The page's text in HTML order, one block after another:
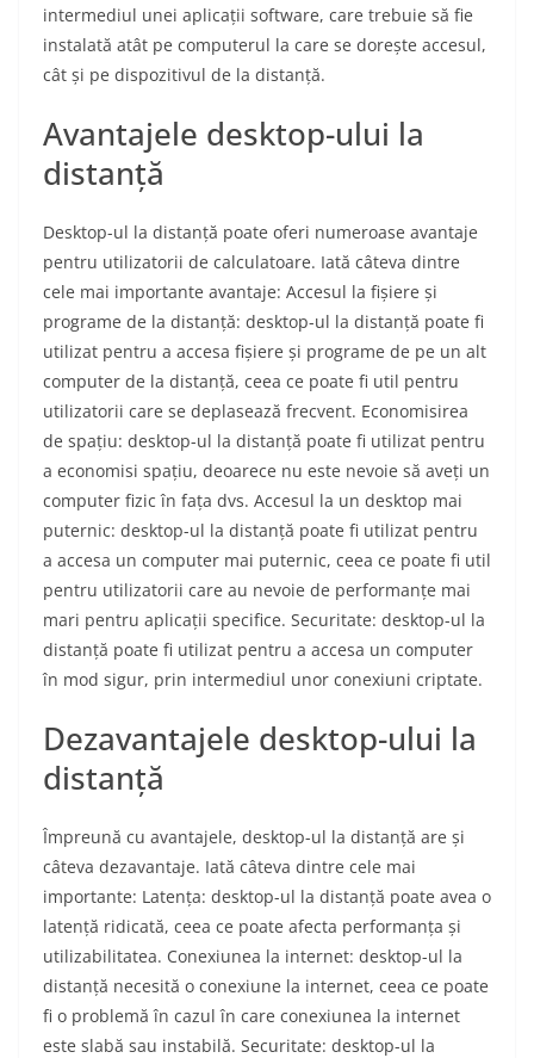
intermediul unei aplicații software, care trebuie să fie
instalată atât pe computerul la care se dorește accesul,
cât și pe dispozitivul de la distanță.
Avantajele desktop-ului la
distanță
Desktop-ul la distanță poate oferi numeroase avantaje
pentru utilizatorii de calculatoare. Iată câteva dintre
cele mai importante avantaje: Accesul la fișiere și
programe de la distanță: desktop-ul la distanță poate fi
utilizat pentru a accesa fișiere și programe de pe un alt
computer de la distanță, ceea ce poate fi util pentru
utilizatorii care se deplasează frecvent. Economisirea
de spațiu: desktop-ul la distanță poate fi utilizat pentru
a economisi spațiu, deoarece nu este nevoie să aveți un
computer fizic în fața dvs. Accesul la un desktop mai
puternic: desktop-ul la distanță poate fi utilizat pentru
a accesa un computer mai puternic, ceea ce poate fi util
pentru utilizatorii care au nevoie de performanțe mai
mari pentru aplicații specifice. Securitate: desktop-ul la
distanță poate fi utilizat pentru a accesa un computer
în mod sigur, prin intermediul unor conexiuni criptate.
Dezavantajele desktop-ului la
distanță
Împreună cu avantajele, desktop-ul la distanță are și
câteva dezavantaje. Iată câteva dintre cele mai
importante: Latența: desktop-ul la distanță poate avea o
latență ridicată, ceea ce poate afecta performanța și
utilizabilitatea. Conexiunea la internet: desktop-ul la
distanță necesită o conexiune la internet, ceea ce poate
fi o problemă în cazul în care conexiunea la internet
este slabă sau instabilă. Securitate: desktop-ul la